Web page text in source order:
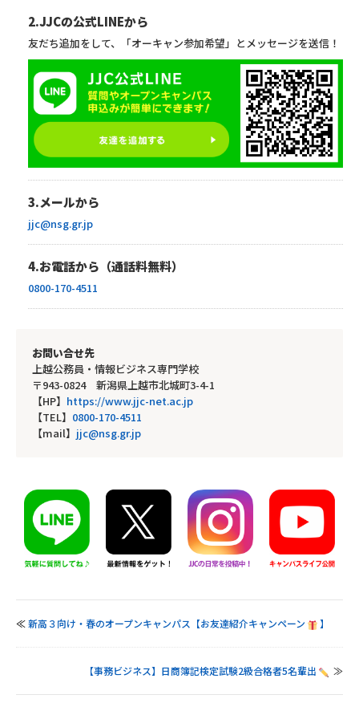
2.JJCの公式LINEから
友だち追加をして、「オーキャン参加希望」とメッセージを送信！
3.メールから
jjc@nsg.gr.jp
4.お電話から（通話料無料）
0800-170-4511
お問い合せ先
上越公務員・情報ビジネス専門学校
〒943-0824 新潟県上越市北城町3-4-1
【HP】 https://www.jjc-net.ac.jp
【TEL】 0800-170-4511
【mail】 jjc@nsg.gr.jp
≪新高３向け・春のオープンキャンパス【お友達紹介キャンペーン 】
【事務ビジネス】日商簿記検定試験2級合格者5名輩出 ≫